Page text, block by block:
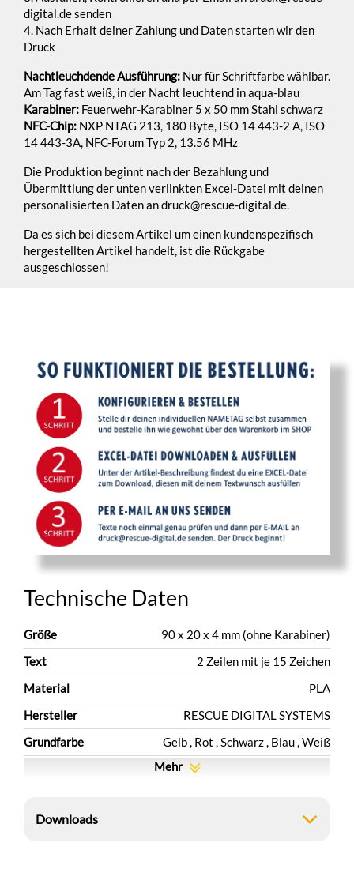
digital.de senden
4. Nach Erhalt deiner Zahlung und Daten starten wir den
Druck
Nachtleuchdende Ausführung: Nur für Schriftfarbe wählbar.
Am Tag fast weiß, in der Nacht leuchtend in aqua-blau
Karabiner: Feuerwehr-Karabiner 5 x 50 mm Stahl schwarz
NFC-Chip: NXP NTAG 213, 180 Byte, ISO 14 443-2 A, ISO
14 443-3A, NFC-Forum Typ 2, 13.56 MHz
Die Produktion beginnt nach der Bezahlung und
Übermittlung der unten verlinkten Excel-Datei mit deinen
personalisierten Daten an druck@rescue-digital.de.
Da es sich bei diesem Artikel um einen kundenspezifisch
hergestellten Artikel handelt, ist die Rückgabe
ausgeschlossen!
Technische Daten
Größe
90 x 20 x 4 mm (ohne Karabiner)
Text
2 Zeilen mit je 15 Zeichen
Material
PLA
Hersteller
RESCUE DIGITAL SYSTEMS
Grundfarbe
Gelb , Rot ,Schwarz , Blau ,Weiß
Mehr
Downloads